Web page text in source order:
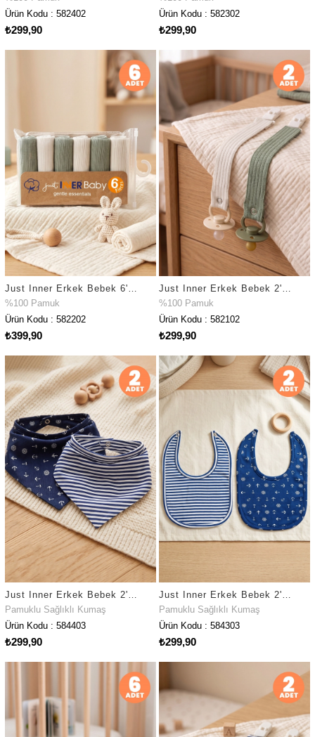
Ürün Kodu : 582402
₺299,90
Ürün Kodu : 582302
₺299,90
Just Inner Erkek Bebek 6'lı %100 Pamuk Ağız Mendili Düz Renk Dokulu Kutulu Set Nefes Alan (582202)
%100 Pamuk
Ürün Kodu : 582202
₺399,90
Just Inner Erkek Bebek 2'li %100 Pamuk Emzik Askısı Klipsli Düz Renk Dokulu Güvenli ve Şık (582102)
%100 Pamuk
Ürün Kodu : 582102
₺299,90
Pamuklu Sağlıklı Kumaş
Ürün Kodu : 584403
₺299,90
Pamuklu Sağlıklı Kumaş
Ürün Kodu : 584303
₺299,90